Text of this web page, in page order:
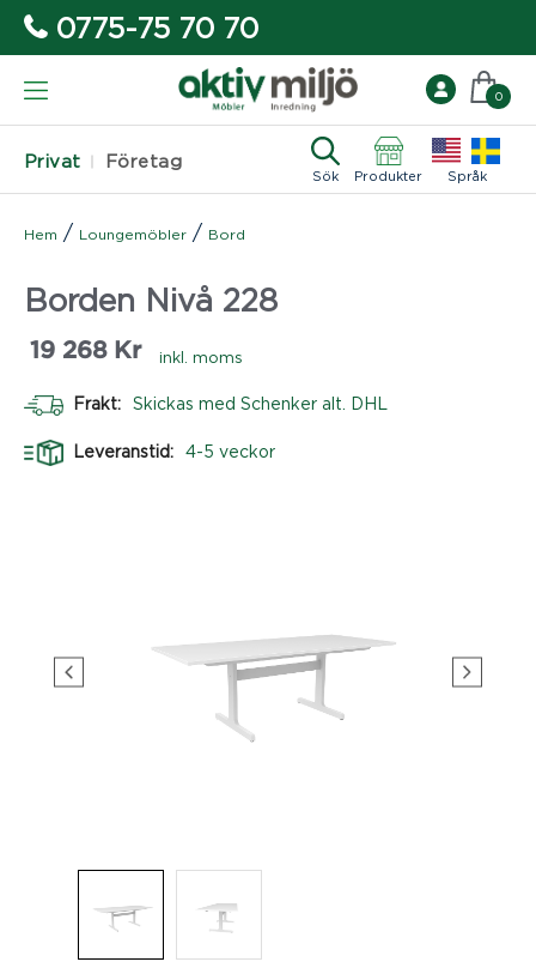
0775-75 70 70
Privat Företag
Sök Produkter Språk
0
Hem / Loungemöbler / Bord
Borden Nivå 228
19 268 Kr inkl. moms
Frakt: Skickas med Schenker alt. DHL
Leveranstid: 4-5 veckor